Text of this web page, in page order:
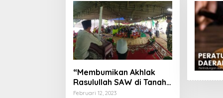
“Membumikan Akhlak
Rasulullah SAW di Tanah
Nusantara”
Februari 12, 2023